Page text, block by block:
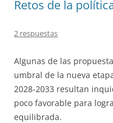
Retos de la
2 respuestas
Algunas de las
umbral de la nueva
2028-2033 resultan
poco favorable para
equilibrada.